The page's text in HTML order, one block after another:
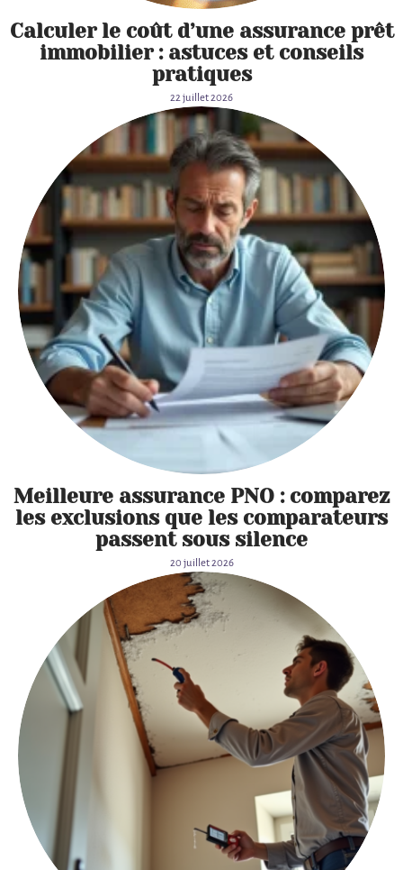
Calculer le coût d’une assurance prêt
immobilier : astuces et conseils
pratiques
22 juillet 2026
Meilleure assurance PNO : comparez
les exclusions que les comparateurs
passent sous silence
20 juillet 2026